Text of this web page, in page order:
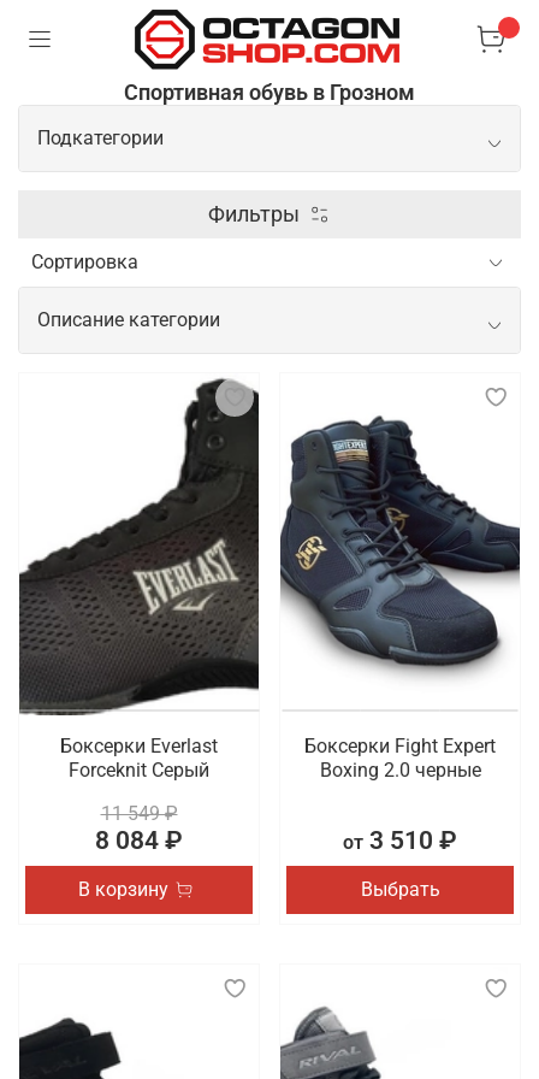
Спортивная обувь в Грозном
Подкатегории
Борцовки
Сланцы/шлепки
Фильтры
Описание категории
Спортивная обувь для начинающих и
профессиональных спортсменов
Спортивная обувь для спортсменов важна для
обеспечения комфорта, поддержки и безопасности
во время тренировок и соревнований. Новичкам
особенно требуется пара с хорошей амортизацией
и стабильной подошвой, которая помогает
предотвратить травмы и обеспечивает
правильное распределение нагрузки на стопу.
Такая обувь должна быть удобной, легкой и
достаточно универсальной, чтобы подходить для
разных видов физической активности.
Что мы предлагаем на выбор
Обувь имеет такое же повышенное значение в
образе спортсмена, как и одежда. Для создания
комфортных условий во время тренировки или
соревнования важно выбрать для себя идеальную
Также в наличии сланцы и шлепки из коллекций
спортивных брендов.
Где заказать профессиональную
Боксерки Everlast
Forceknit Серый
11 549 ₽
8 084 ₽
В корзину
Боксерки Fight Expert
Boxing 2.0 черные
от 3 510 ₽
Выбрать